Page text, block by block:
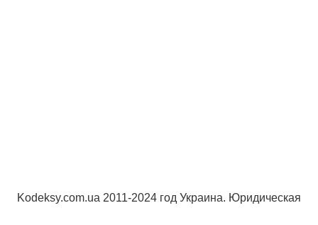
Kodeksy.com.ua 2011-2024 год Украина. Юридическая